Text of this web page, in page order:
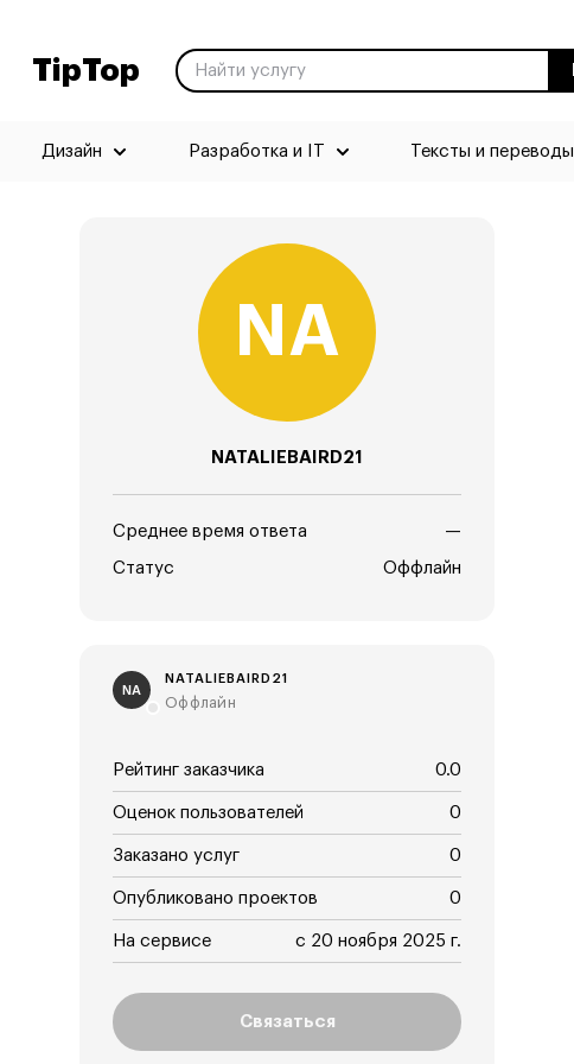
TipTop
Дизайн Разработка и IT Тексты и переводы
NATALIEBAIRD21
Среднее время ответа —
Статус Оффлайн
NA
NATALIEBAIRD21
Оффлайн
Рейтинг заказчика 0.0
Оценок пользователей 0
Заказано услуг 0
Опубликовано проектов 0
На сервисе с 20 ноября 2025 г.
Связаться